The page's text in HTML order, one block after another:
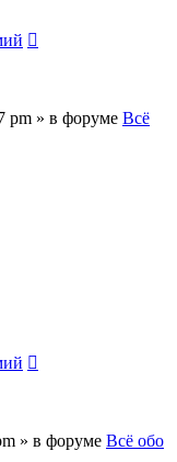
pm » в форуме Всё
» в форуме Всё обо